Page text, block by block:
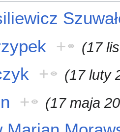
+ (17
+ (17 luty
+ (17 maja